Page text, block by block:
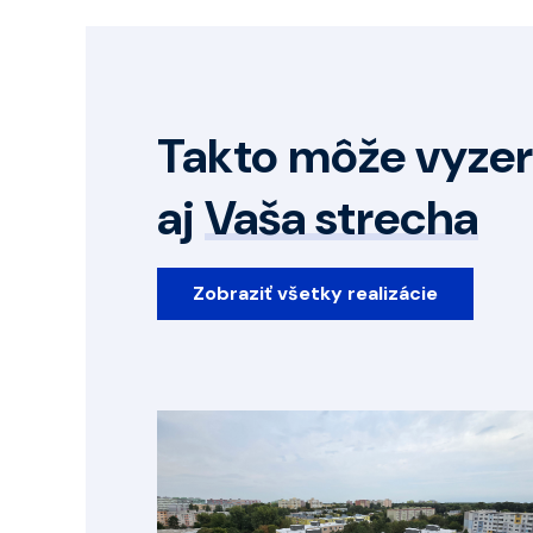
Takto môže
ajVaša strecha
Zobraziť všetky realizácie